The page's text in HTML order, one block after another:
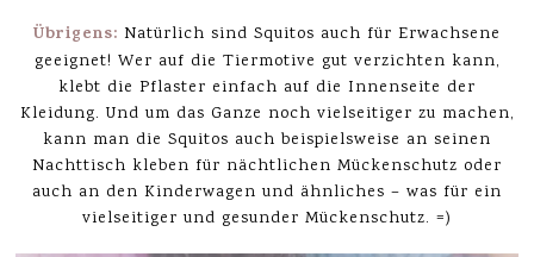
Übrigens: Natürlich sind Squitos auch für Erwachsene
geeignet! Wer auf die Tiermotive gut verzichten kann,
klebt die Pflaster einfach auf die Innenseite der
Kleidung. Und um das Ganze noch vielseitiger zu machen,
kann man die Squitos auch beispielsweise an seinen
Nachttisch kleben für nächtlichen Mückenschutz oder
auch an den Kinderwagen und ähnliches – was für ein
vielseitiger und gesunder Mückenschutz. =)